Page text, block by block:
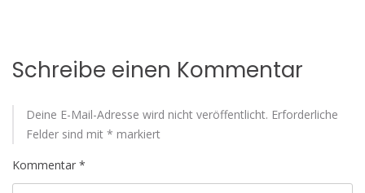
Schreibe einen Kommentar
Deine E-Mail-Adresse wird nicht veröffentlicht. Erforderliche
Felder sind mit * markiert
Kommentar *